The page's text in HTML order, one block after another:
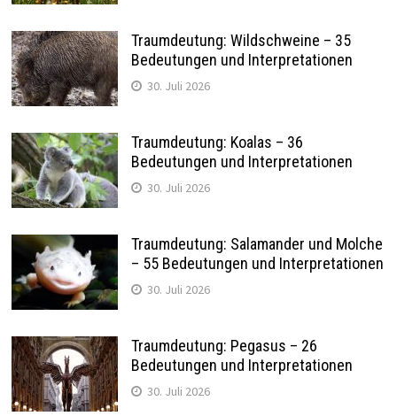
Traumdeutung: Wildschweine – 35
Bedeutungen und Interpretationen
30. Juli 2026
Traumdeutung: Koalas – 36
Bedeutungen und Interpretationen
30. Juli 2026
Traumdeutung: Salamander und Molche
– 55 Bedeutungen und Interpretationen
30. Juli 2026
Traumdeutung: Pegasus – 26
Bedeutungen und Interpretationen
30. Juli 2026